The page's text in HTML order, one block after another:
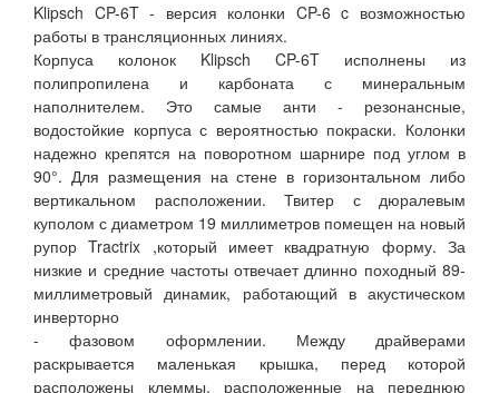
Klipsch CP-6T - версия колонки CP-6 c возможностью
работы в трансляционных линиях.
Корпуса колонок Klipsch CP-6T исполнены из
полипропилена и карбоната с минеральным
наполнителем. Это самые анти - резонансные,
водостойкие корпуса с вероятностью покраски. Колонки
надежно крепятся на поворотном шарнире под углом в
90°. Для размещения на стене в горизонтальном либо
вертикальном расположении. Твитер с дюралевым
куполом с диаметром 19 миллиметров помещен на новый
рупор Tractrix ,который имеет квадратную форму. За
низкие и средние частоты отвечает длинно походный 89-
миллиметровый динамик, работающий в акустическом
инверторно
- фазовом оформлении. Между драйверами
раскрывается маленькая крышка, перед которой
расположены клеммы, расположенные на переднюю